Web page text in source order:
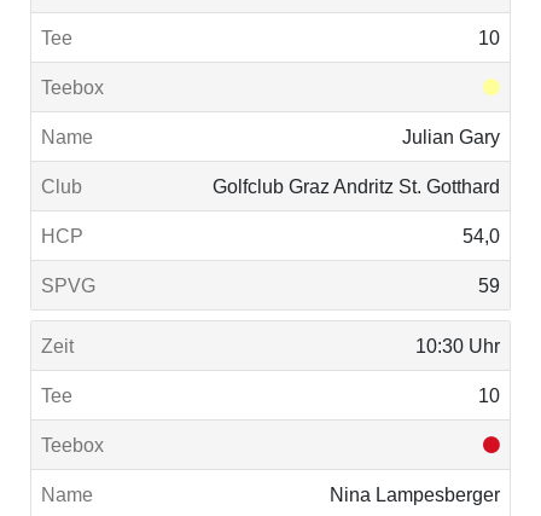
10
Julian Gary
Golfclub Graz Andritz St. Gotthard
54,0
59
10:30 Uhr
10
Nina Lampesberger